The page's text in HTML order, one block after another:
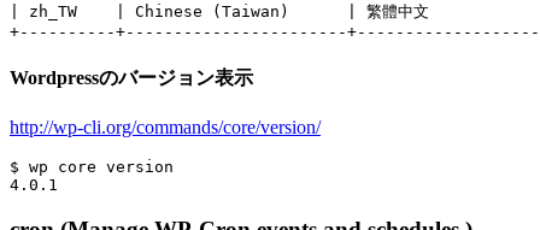
| zh_TW    | Chinese (Taiwan)      | 繁體中文
Wordpressのバージョン表示
http://wp-cli.org/commands/core/version/
$ wp core version